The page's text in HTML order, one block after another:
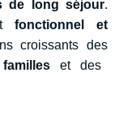
de long séjour.
fonctionnel et
croissants des
familles et des